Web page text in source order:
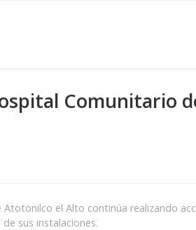
Comunitario
el Alto continúa realizando
sus instalaciones.